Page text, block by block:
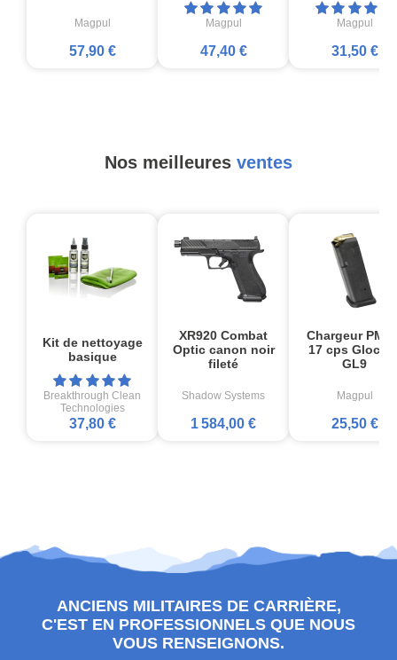
Magpul
57,90 €
Magpul
47,40 €
Magpul
31,50 €
Nos meilleures ventes
Kit de nettoyage
basique
Breakthrough Clean
Technologies
37,80 €
XR920 Combat
Optic canon noir
fileté
Shadow Systems
1 584,00 €
Chargeur
17 cps
GL9
Magpul
25,50 €
ANCIENS MILITAIRES DE CARRIÈRE,
C'EST EN PROFESSIONNELS QUE NOUS
VOUS RENSEIGNONS.